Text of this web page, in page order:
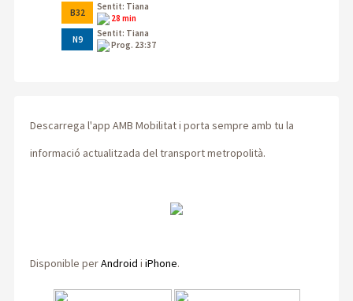
B32
Sentit: Tiana
28 min
N9
Sentit: Tiana
Prog. 23:37
Descarrega l'app AMB Mobilitat i porta sempre amb tu la
informació actualitzada del transport metropolità.
Disponible perAndroid i iPhone.